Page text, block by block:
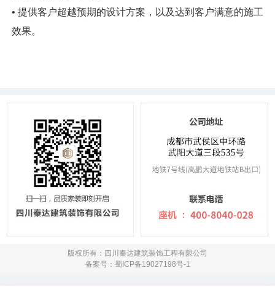
• 提供客户超越预期的设计方案，以及达到客户满意的施工
效果。
版权所有：四川秦达建筑装饰工程有限公司
备案号：蜀ICP备19027198号-1